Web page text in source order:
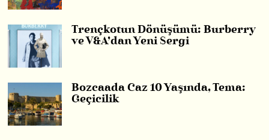
Trençkotun Dönüşümü: Burberry
ve V&A’dan Yeni Sergi
Bozcaada Caz 10 Yaşında, Tema:
Geçicilik